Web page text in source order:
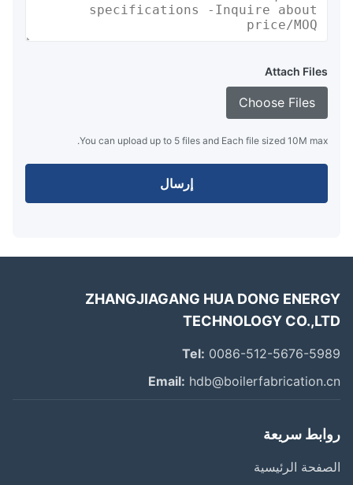
Attach Files
Choose Files
You can upload up to 5 files and Each file sized 10M max.
إرسال
ZHANGJIAGANG HUA DONG
TECHNOLOGY
Tel:0086-512-5676-
Email:
سريعة
الرئيسية